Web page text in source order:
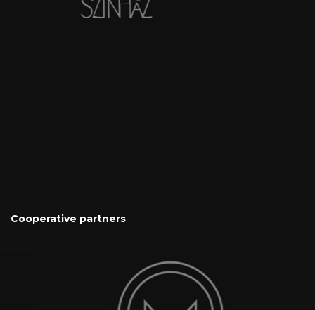
Cooperative partners